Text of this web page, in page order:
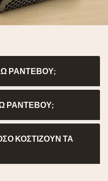
ΡΑΝΤΕΒΟΥ;
ΡΑΝΤΕΒΟΥ;
ΚΟΣΤΙΖΟΥΝ ΤΑ